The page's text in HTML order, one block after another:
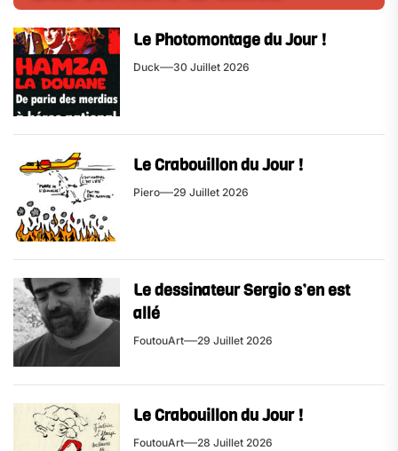
Le Photomontage du Jour !
Duck 30 Juillet 2026
Le Crabouillon du Jour !
Piero 29 Juillet 2026
Le dessinateur Sergio s’en est
allé
FoutouArt 29 Juillet 2026
Le Crabouillon du Jour !
FoutouArt 28 Juillet 2026